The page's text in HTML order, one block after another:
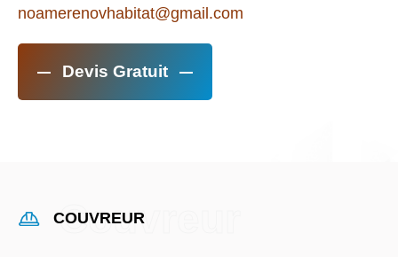
noamerenovhabitat@gmail.com
Devis Gratuit
COUVREUR